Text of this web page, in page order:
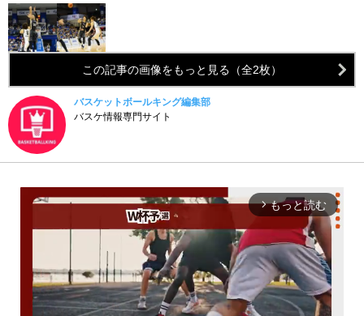
この記事の画像をもっと見る（全2枚）
バスケットボールキング編集部
バスケ情報専門サイト
arrow_forward_ios もっと読む